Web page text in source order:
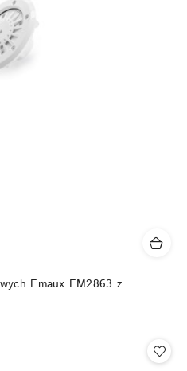
Emaux EM2863 z